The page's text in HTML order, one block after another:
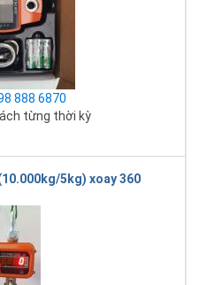
888 6870
từng thời kỳ
5kg) xoay 360